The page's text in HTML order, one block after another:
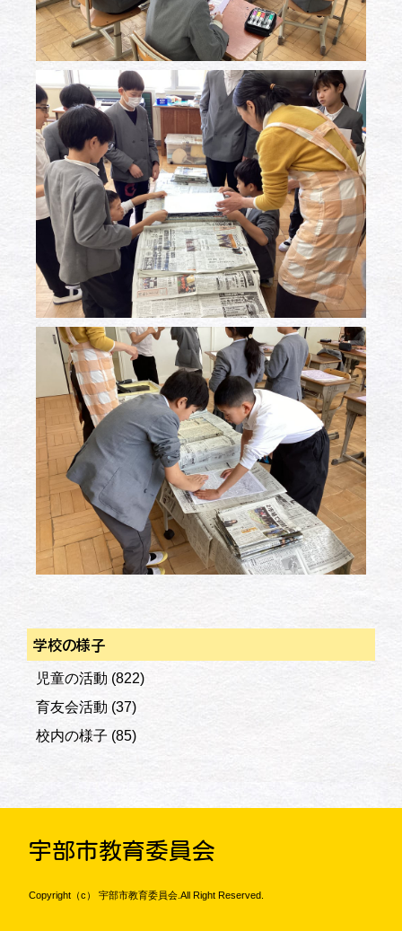
学校の様子
児童の活動 (822)
育友会活動 (37)
校内の様子 (85)
宇部市教育委員会
Copyright（c） 宇部市教育委員会.All Right Reserved.